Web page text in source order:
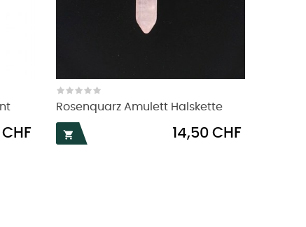
Rosenquarz Amulett Halskette

Preis
14,50 CHF